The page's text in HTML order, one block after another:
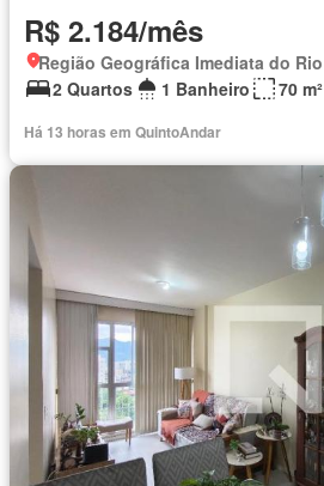
R$ 2.184/mês
2 Quartos
1 Banheiro 70 m²
Há 13 horas em QuintoAndar